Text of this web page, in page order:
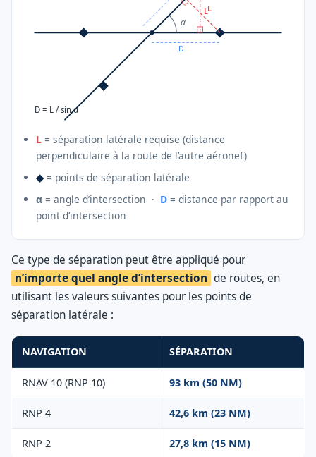
α
D
L
L
D = L / sin α
L = séparation latérale requise (distance
perpendiculaire à la route de l’autre aéronef)
◆= points de séparation latérale
α = angle d’intersection · D = distance par rapport au
point d’intersection
Ce type de séparation peut être appliqué pour
n’importe quel angle d’intersection de routes, en
utilisant les valeurs suivantes pour les points de
séparation latérale :
NAVIGATION SÉPARATION
RNAV 10 (RNP 10) 93 km (50 NM)
RNP 4 42,6 km (23 NM)
RNP 2 27,8 km (15 NM)